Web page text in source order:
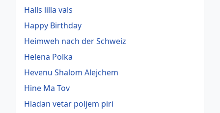
Halls lilla vals
Happy Birthday
Heimweh nach der Schweiz
Helena Polka
Hevenu Shalom Alejchem
Hine Ma Tov
Hladan vetar poljem piri